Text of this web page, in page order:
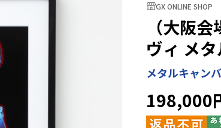
GX ONLINE SHOP
（大阪
ヴィ メ
メタルキャン
198,000